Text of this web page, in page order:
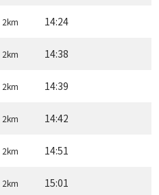
2km 14:24
2km 14:38
2km 14:39
2km 14:42
2km 14:51
2km 15:01